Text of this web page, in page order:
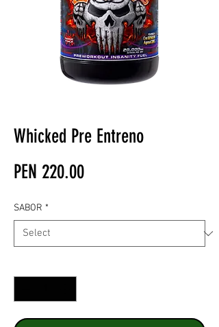
Whicked Pre Entreno
PEN 220.00Price
SABOR *